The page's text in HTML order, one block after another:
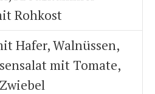
Rohkost
Hafer, Walnüssen,
mit Tomate,